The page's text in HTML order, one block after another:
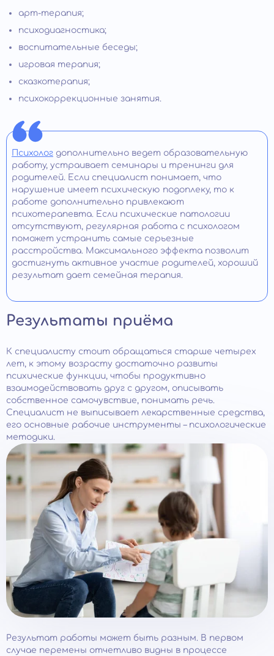
арт-терапия;
психодиагностика;
воспитательные беседы;
игровая терапия;
сказкотерапия;
психокоррекционные занятия.
Психолог дополнительно ведет образовательную
работу, устраивает семинары и тренинги для
родителей. Если специалист понимает, что
нарушение имеет психическую подоплеку, то к
работе дополнительно привлекают
психотерапевта. Если психические патологии
отсутствуют, регулярная работа с психологом
поможет устранить самые серьезные
расстройства. Максимального эффекта позволит
достигнуть активное участие родителей, хороший
результат дает семейная терапия.
Результаты приёма
К специалисту стоит обращаться старше четырех
лет, к этому возрасту достаточно развиты
психические функции, чтобы продуктивно
взаимодействовать друг с другом, описывать
собственное самочувствие, понимать речь.
Специалист не выписывает лекарственные средства,
его основные рабочие инструменты – психологические
методики.
Результат работы может быть разным. В первом
случае перемены отчетливо видны в процессе